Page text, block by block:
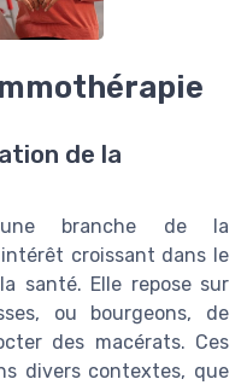
de la
branche de la
croissant dans le
santé. Elle repose sur
ou bourgeons, de
des macérats. Ces
divers contextes, que